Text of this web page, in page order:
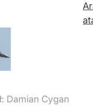
Damian Cygan